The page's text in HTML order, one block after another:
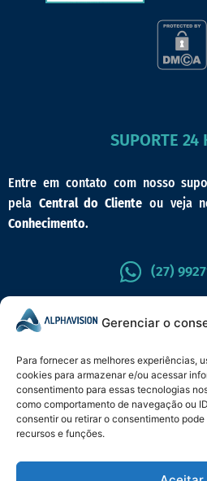
Gerenciar o
Para fornecer as melhores experiências,
cookies para armazenar e/ou acessar
consentimento para essas tecnologias
como comportamento de navegação ou
consentir ou retirar o consentimento
recursos e funções.
SUPORTE 24
Entre em contato com nosso
pela Central do Cliente ou veja
Conhecimento.
(27)
CENTRAL DO